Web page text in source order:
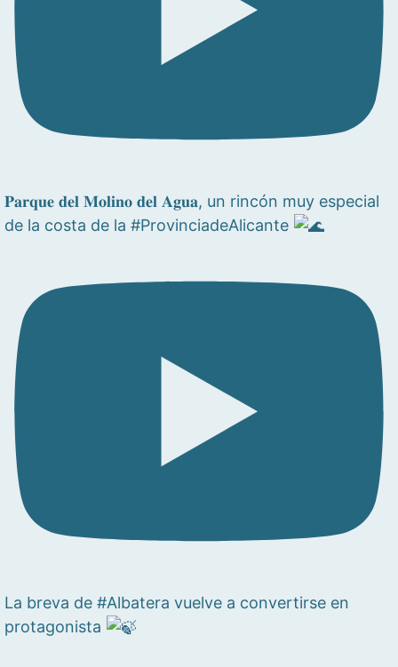
𝐏𝐚𝐫𝐪𝐮𝐞 𝐝𝐞𝐥 𝐌𝐨𝐥𝐢𝐧𝐨 𝐝𝐞𝐥 𝐀𝐠𝐮𝐚, un rincón muy especial
de la costa de la #ProvinciadeAlicante
La breva de #Albatera vuelve a convertirse en
protagonista